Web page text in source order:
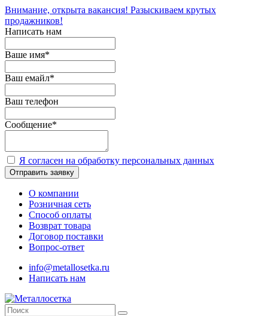
Внимание, открыта вакансия! Разыскиваем крутых
продажников!
Написать нам
Ваше имя*
Ваш емайл*
Ваш телефон
Сообщение*
Я согласен на обработку персональных данных
Отправить заявку
О компании
Розничная сеть
Способ оплаты
Возврат товара
Договор поставки
Вопрос-ответ
info@metallosetka.ru
Написать нам